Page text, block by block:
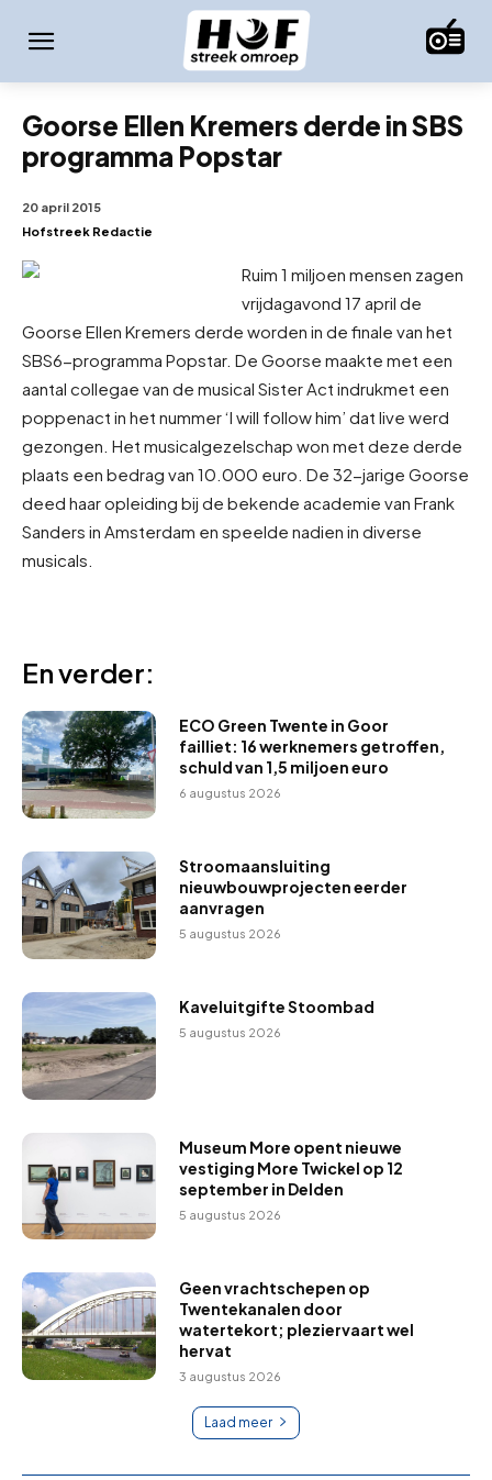
Goorse Ellen Kremers derde in SBS
programma Popstar
20 april 2015
Hofstreek Redactie
Ruim 1 miljoen mensen zagen
vrijdagavond 17 april de
Goorse Ellen Kremers derde worden in de finale van het
SBS6-programma Popstar. De Goorse maakte met een
aantal collegae van de musical Sister Act indrukmet een
poppenact in het nummer ‘I will follow him’ dat live werd
gezongen. Het musicalgezelschap won met deze derde
plaats een bedrag van 10.000 euro. De 32-jarige Goorse
deed haar opleiding bij de bekende academie van Frank
Sanders in Amsterdam en speelde nadien in diverse
musicals.
En verder:
ECO Green Twente in Goor
failliet: 16 werknemers getroffen,
schuld van 1,5 miljoen euro
6 augustus 2026
Stroomaansluiting
nieuwbouwprojecten eerder
aanvragen
5 augustus 2026
Kaveluitgifte Stoombad
5 augustus 2026
Museum More opent nieuwe
vestiging More Twickel op 12
september in Delden
5 augustus 2026
Geen vrachtschepen op
Twentekanalen door
watertekort; pleziervaart wel
hervat
3 augustus 2026
Laad meer